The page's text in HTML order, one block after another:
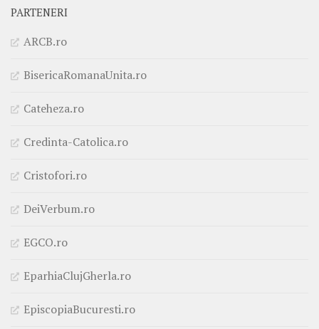
PARTENERI
ARCB.ro
BisericaRomanaUnita.ro
Cateheza.ro
Credinta-Catolica.ro
Cristofori.ro
DeiVerbum.ro
EGCO.ro
EparhiaClujGherla.ro
EpiscopiaBucuresti.ro